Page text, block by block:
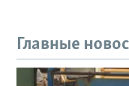
Главные